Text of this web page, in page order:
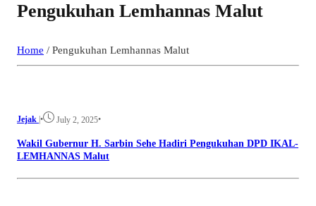
Pengukuhan Lemhannas Malut
Home / Pengukuhan Lemhannas Malut
Jejak |• July 2, 2025•
Wakil Gubernur H. Sarbin Sehe Hadiri Pengukuhan DPD IKAL-
LEMHANNAS Malut